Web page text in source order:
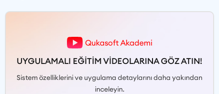
Qukasoft Akademi
UYGULAMALI EĞİTİM VİDEOLARINA GÖZ ATIN!
Sistem özelliklerini ve uygulama detaylarını daha yakından
inceleyin.